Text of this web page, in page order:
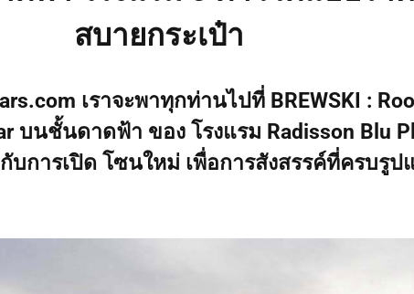
สบายกระเป๋า
เราจะพาทุกท่านไปที่ BREWSKI :
บนชั้นดาดฟ้า ของ โรงแรม Radisson Blu
บการเปิด โซนใหม่ เพื่อการสังสรรค์ที่ครบรูป